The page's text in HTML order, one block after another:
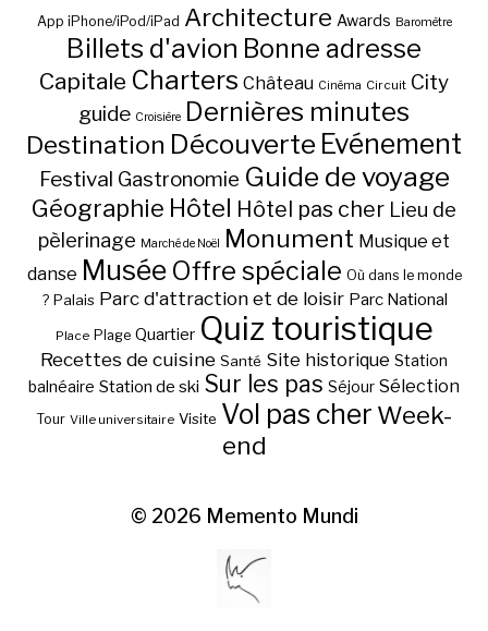
App iPhone/iPod/iPad Architecture Awards Baromètre
Billets d'avion Bonne adresse
Capitale Charters Château Cinéma Circuit City
guide Croisière Dernières minutes
Destination Découverte Evénement
Festival Gastronomie Guide de voyage
Géographie Hôtel Hôtel pas cher Lieu de
pèlerinage Marché de Noël Monument Musique et
danse Musée Offre spéciale Où dans le monde
? Palais Parc d'attraction et de loisir Parc National
Place Plage Quartier Quiz touristique
Recettes de cuisine Santé Site historique Station
balnéaire Station de ski Sur les pas Séjour Sélection
Tour Ville universitaire Visite Vol pas cher Week-
end
© 2026 Memento Mundi